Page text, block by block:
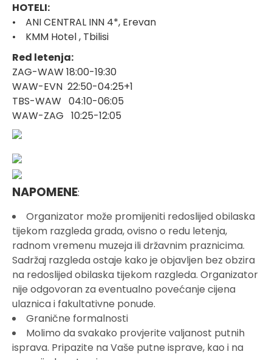
HOTELI:
• ANI CENTRAL INN 4*, Erevan
• KMM Hotel , Tbilisi
Red letenja:
ZAG-WAW 18:00-19:30
WAW-EVN 22:50-04:25+1
TBS-WAW 04:10-06:05
WAW-ZAG 10:25-12:05
NAPOMENE:
Organizator može promijeniti redoslijed obilaska
tijekom razgleda grada, ovisno o redu letenja,
radnom vremenu muzeja ili državnim praznicima.
Sadržaj razgleda ostaje kako je objavljen bez obzira
na redoslijed obilaska tijekom razgleda. Organizator
nije odgovoran za eventualno povećanje cijena
ulaznica i fakultativne ponude.
Granične formalnosti
Molimo da svakako provjerite valjanost putnih
isprava. Pripazite na Vaše putne isprave, kao i na